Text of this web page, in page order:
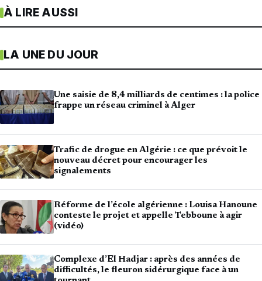
À LIRE AUSSI
LA UNE DU JOUR
Une saisie de 8,4 milliards de centimes : la police
frappe un réseau criminel à Alger
Trafic de drogue en Algérie : ce que prévoit le
nouveau décret pour encourager les
signalements
Réforme de l’école algérienne : Louisa Hanoune
conteste le projet et appelle Tebboune à agir
(vidéo)
Complexe d’El Hadjar : après des années de
difficultés, le fleuron sidérurgique face à un